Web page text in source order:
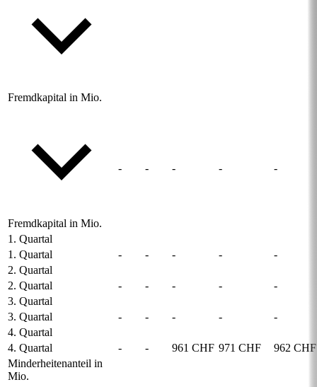
Fremdkapital in Mio.
Fremdkapital in Mio.
- - - - -
1. Quartal
1. Quartal
- - - -
-
2. Quartal
2. Quartal
- - - -
-
3. Quartal
3. Quartal
- - - -
-
4. Quartal
4. Quartal
- - 961 CHF 971 CHF
962 CHF
Minderheitenanteil in
Mio.